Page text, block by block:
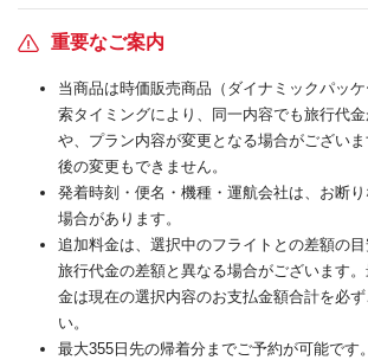
重要なご案内
当商品は時価販売商品（ダイナミックパッ
索タイミングにより、同一内容でも旅行代
や、プラン内容が変更となる場合がござい
後の変更もできません。
発着時刻・便名・機種・運航会社は、お断
場合があります。
追加料金は、選択中のフライトとの差額の
旅行代金の差額と異なる場合がございます
金は現在の選択内容のお支払金額合計を必
い。
最大355日先の帰着分までご予約が可能です